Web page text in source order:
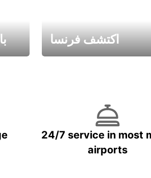
اكتشف فرنسا
24/7 service in most
airports